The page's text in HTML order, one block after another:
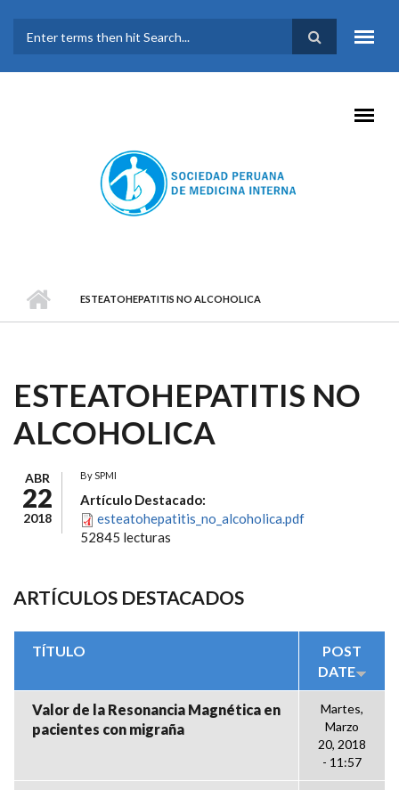
FORMULARIO DE
BÚSQUEDA
ESTEATOHEPATITIS NO ALCOHOLICA
ESTEATOHEPATITIS NO
ALCOHOLICA
ABR
22
2018
BySPMI
Artículo Destacado:
esteatohepatitis_no_alcoholica.pdf
52845 lecturas
ARTÍCULOS DESTACADOS
TÍTULO
POST
DATE
Valor de la Resonancia Magnética en
pacientes con migraña
Martes,
Marzo
20, 2018
- 11:57